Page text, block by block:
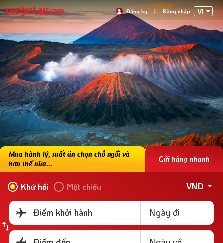
Đăng ký | Đăng nhập VI
Mua hành lý, suất ăn chọn chỗ ngồi và
hơn thế nữa...
Gửi hàng nhanh
Khứ hồi Một chiều VND
Điểm khởi hành Ngày đi